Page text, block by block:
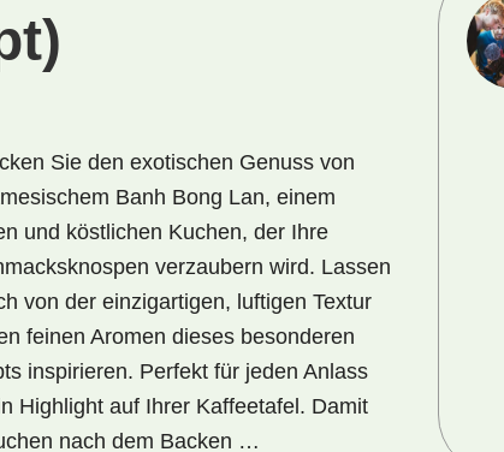
Sie den exotischen Genuss von
Banh Bong Lan, einem
und köstlichen Kuchen, der Ihre
verzaubern wird. Lassen
von der einzigartigen, luftigen Textur
feinen Aromen dieses besonderen
inspirieren. Perfekt für jeden Anlass
Highlight auf Ihrer Kaffeetafel. Damit
nach dem Backen …